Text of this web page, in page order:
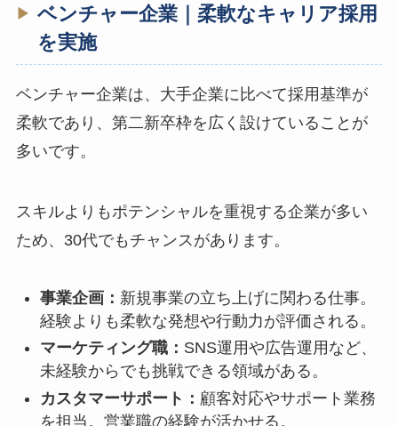
ベンチャー企業｜柔軟なキャリア採用
を実施
ベンチャー企業は、大手企業に比べて採用基準が
柔軟であり、第二新卒枠を広く設けていることが
多いです。
スキルよりもポテンシャルを重視する企業が多い
ため、30代でもチャンスがあります。
事業企画： 新規事業の立ち上げに関わる仕事。
経験よりも柔軟な発想や行動力が評価される。
マーケティング職： SNS運用や広告運用など、
未経験からでも挑戦できる領域がある。
カスタマーサポート： 顧客対応やサポート業務
を担当。営業職の経験が活かせる。